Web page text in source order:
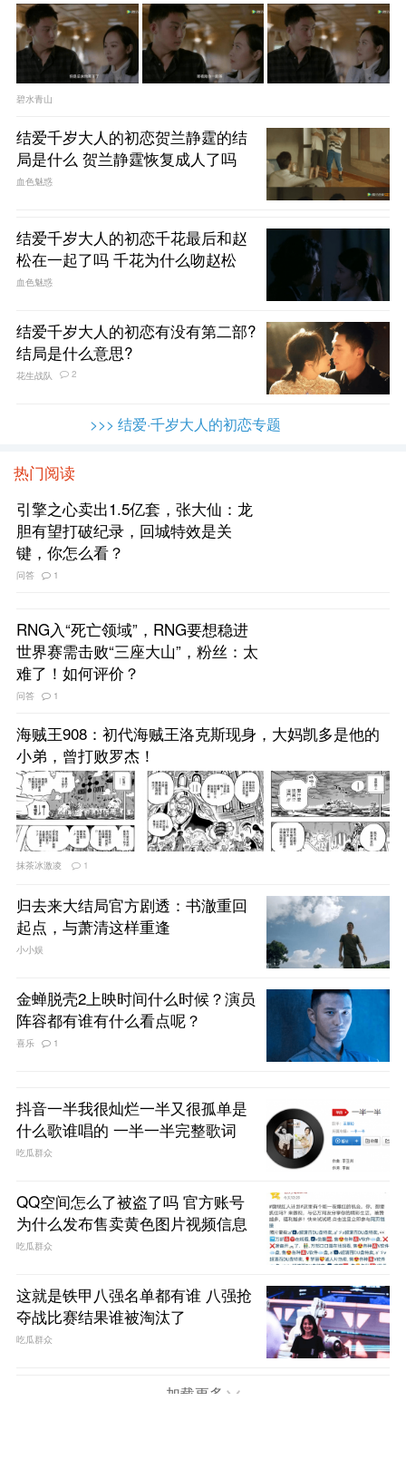
碧水青山
结爱千岁大人的初恋贺兰静霆的结
局是什么 贺兰静霆恢复成人了吗
血色魅惑
结爱千岁大人的初恋千花最后和赵
松在一起了吗 千花为什么吻赵松
血色魅惑
结爱千岁大人的初恋有没有第二部?
结局是什么意思?
花生战队 2
>>> 结爱·千岁大人的初恋专题
热门阅读
引擎之心卖出1.5亿套，张大仙：龙
胆有望打破纪录，回城特效是关
键，你怎么看？
问答 1
RNG入“死亡领域”，RNG要想稳进
世界赛需击败“三座大山”，粉丝：太
难了！如何评价？
问答 1
海贼王908：初代海贼王洛克斯现身，大妈凯多是他的
小弟，曾打败罗杰！
抹茶冰激凌 1
归去来大结局官方剧透：书澈重回
起点，与萧清这样重逢
小小娱
金蝉脱壳2上映时间什么时候？演员
阵容都有谁有什么看点呢？
喜乐 1
抖音一半我很灿烂一半又很孤单是
什么歌谁唱的 一半一半完整歌词
吃瓜群众
QQ空间怎么了被盗了吗 官方账号
为什么发布售卖黄色图片视频信息
吃瓜群众
这就是铁甲八强名单都有谁 八强抢
夺战比赛结果谁被淘汰了
吃瓜群众
加载更多